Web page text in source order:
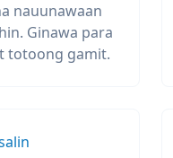
nauunawaan
Ginawa para
totoong gamit.